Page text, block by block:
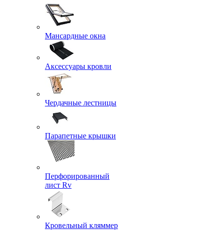
Мансардные окна
Аксессуары кровли
Чердачные лестницы
Парапетные крышки
Перфорированный
лист Rv
Кровельный кляммер